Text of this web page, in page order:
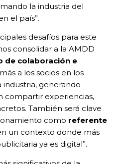
la industria del
el país”.
desafíos para este
consolidar a la AMDD
de colaboración e
a los socios en los
generando
compartir experiencias,
También será clave
como referente
un contexto donde más
ya es digital”.